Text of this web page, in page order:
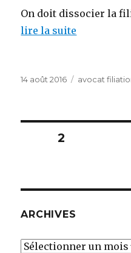
On doit dissocier la
lire la suite
Publié
14 août 2016 Catégories
avocat
Pagination
PAGE2
ARCHIVES
Archives